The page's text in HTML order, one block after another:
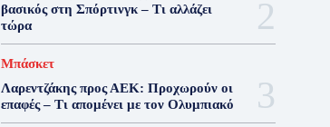
βασικός στη Σπόρτινγκ – Τι αλλάζει
τώρα
Μπάσκετ
Λαρεντζάκης προς ΑΕΚ: Προχωρούν οι
επαφές – Τι απομένει με τον Ολυμπιακό